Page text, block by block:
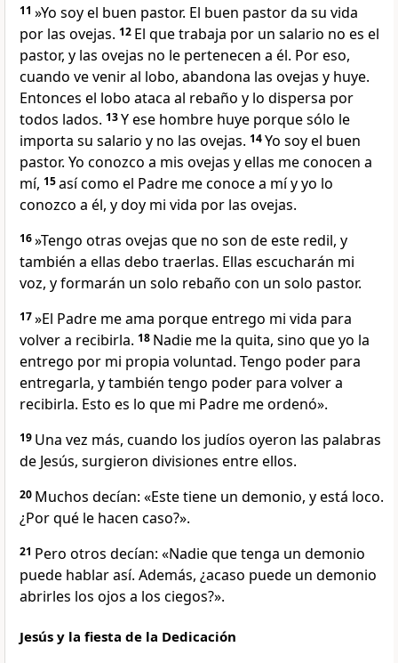
11 »Yo soy el buen pastor. El buen pastor da su vida
por las ovejas. 12 El que trabaja por un salario no es el
pastor, y las ovejas no le pertenecen a él. Por eso,
cuando ve venir al lobo, abandona las ovejas y huye.
Entonces el lobo ataca al rebaño y lo dispersa por
todos lados. 13Y ese hombre huye porque sólo le
importa su salario y no las ovejas. 14Yo soy el buen
pastor. Yo conozco a mis ovejas y ellas me conocen a
mí, 15así como el Padre me conoce a mí y yo lo
conozco a él, y doy mi vida por las ovejas.
16»Tengo otras ovejas que no son de este redil, y
también a ellas debo traerlas. Ellas escucharán mi
voz, y formarán un solo rebaño con un solo pastor.
17»El Padre me ama porque entrego mi vida para
volver a recibirla. 18 Nadie me la quita, sino que yo la
entrego por mi propia voluntad. Tengo poder para
entregarla, y también tengo poder para volver a
recibirla. Esto es lo que mi Padre me ordenó».
19 Una vez más, cuando los judíos oyeron las palabras
de Jesús, surgieron divisiones entre ellos.
20 Muchos decían: «Este tiene un demonio, y está loco.
¿Por qué le hacen caso?».
21 Pero otros decían: «Nadie que tenga un demonio
puede hablar así. Además, ¿acaso puede un demonio
abrirles los ojos a los ciegos?».
Jesús y la fiesta de la Dedicación